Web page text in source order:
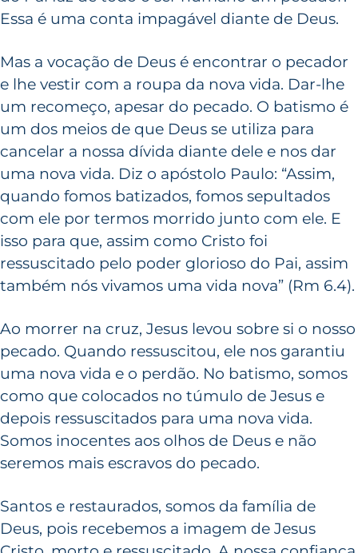
Essa é uma conta impagável diante de Deus.
Mas a vocação de Deus é encontrar o pecador
e lhe vestir com a roupa da nova vida. Dar-lhe
um recomeço, apesar do pecado. O batismo é
um dos meios de que Deus se utiliza para
cancelar a nossa dívida diante dele e nos dar
uma nova vida. Diz o apóstolo Paulo: “Assim,
quando fomos batizados, fomos sepultados
com ele por termos morrido junto com ele. E
isso para que, assim como Cristo foi
ressuscitado pelo poder glorioso do Pai, assim
também nós vivamos uma vida nova” (Rm 6.4).
Ao morrer na cruz, Jesus levou sobre si o nosso
pecado. Quando ressuscitou, ele nos garantiu
uma nova vida e o perdão. No batismo, somos
como que colocados no túmulo de Jesus e
depois ressuscitados para uma nova vida.
Somos inocentes aos olhos de Deus e não
seremos mais escravos do pecado.
Santos e restaurados, somos da família de
Deus, pois recebemos a imagem de Jesus